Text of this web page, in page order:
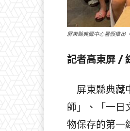
屏東縣典藏中心暑假推出
記者高東屏 /
屏東縣典藏
師」、「一日
物保存的第一